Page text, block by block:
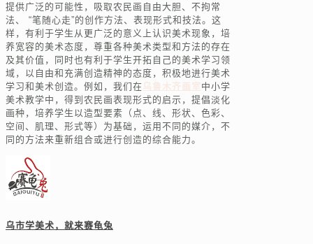
提供广泛的可能性，吸取农民画自由大胆、不拘常
法、 “笔随心走”的创作方法、表现形式和技法。这
样，有利于学生从更广泛的意义上认识美术现象，培
养宽容的美术态度，尊重各种美术类型和方法的存在
及其价值，同时也有利于学生开拓自己的美术学习领
域，以自由和充满创造精神的态度，积极地进行美术
学习和美术创造。例如，我们在乌鲁木齐画室 中小学
美术教学中，得到农民画表现形式的启示，提倡淡化
画种，培养学生以造型要素（点、线、形状、色彩、
空间、肌理、形式等）为基础，运用不同的媒介，不
同的方法来重新组合或进行创造的综合能力。
乌市学美术，就来赛龟兔